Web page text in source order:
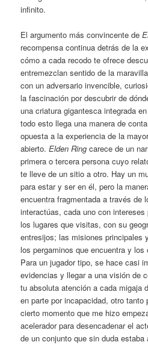
infinito.
El argumento más convincente de
recompensa continua detrás de la
cómo a cada recodo te ofrece
entremezclan sentido de la
con un adversario invencible,
la fascinación por descubrir de
una criatura gigantesca integrada
todo esto llega una manera de
opuesta a la experiencia de la
abierto.Elden Ring carece de un
primera o tercera persona cuyo
te lleve de un sitio a otro. Hay un
para estar y ser en él, pero la
encuentra fragmentada a través de
interactúas, cada uno con
los lugares que visitas, con su
entresijos; las misiones principales
los pergaminos que encuentra y
Para un jugador tipo, se hace casi
evidencias y llegar a una visión de
tu absoluta atención a cada migaja
en parte por incapacidad, otro tanto
cierto momento que me hizo
acelerador para desencadenar el
de un conjunto que sin duda estaba